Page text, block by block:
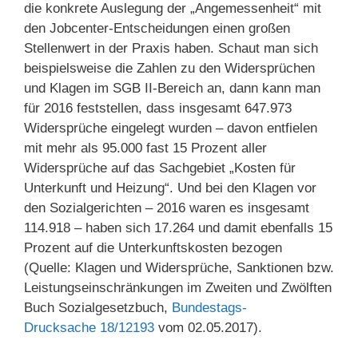
die konkrete Auslegung der „Angemessenheit“ mit
den Jobcenter-Entscheidungen einen großen
Stellenwert in der Praxis haben. Schaut man sich
beispielsweise die Zahlen zu den Widersprüchen
und Klagen im SGB II-Bereich an, dann kann man
für 2016 feststellen, dass insgesamt 647.973
Widersprüche eingelegt wurden – davon entfielen
mit mehr als 95.000 fast 15 Prozent aller
Widersprüche auf das Sachgebiet „Kosten für
Unterkunft und Heizung“. Und bei den Klagen vor
den Sozialgerichten – 2016 waren es insgesamt
114.918 – haben sich 17.264 und damit ebenfalls 15
Prozent auf die Unterkunftskosten bezogen
(Quelle: Klagen und Widersprüche, Sanktionen bzw.
Leistungseinschränkungen im Zweiten und Zwölften
Buch Sozialgesetzbuch, Bundestags-
Drucksache 18/12193 vom 02.05.2017).